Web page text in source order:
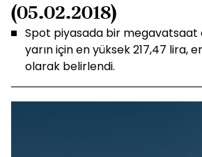
(05.02.2018)
Spot piyasada bir megavatsaat
yarın için en yüksek 217,47 lira,
olarak belirlendi.